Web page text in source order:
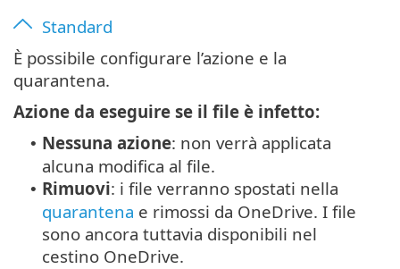
Standard
È possibile configurare l’azione e la
quarantena.
Azione da eseguire se il file è infetto:
• Nessuna azione: non verrà applicata
alcuna modifica al file.
• Rimuovi: i file verranno spostati nella
quarantena e rimossi da OneDrive. I file
sono ancora tuttavia disponibili nel
cestino OneDrive.